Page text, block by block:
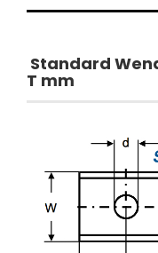
Standard
T mm